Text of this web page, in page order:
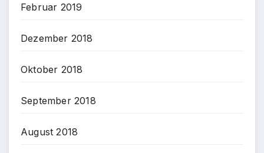
Februar 2019
Dezember 2018
Oktober 2018
September 2018
August 2018